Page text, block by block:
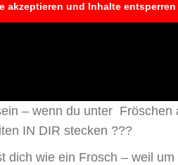
akzeptieren und Inhalte entsperren
– wenn du unter Fröschen
IN DIR stecken ???
dich wie ein Frosch – weil